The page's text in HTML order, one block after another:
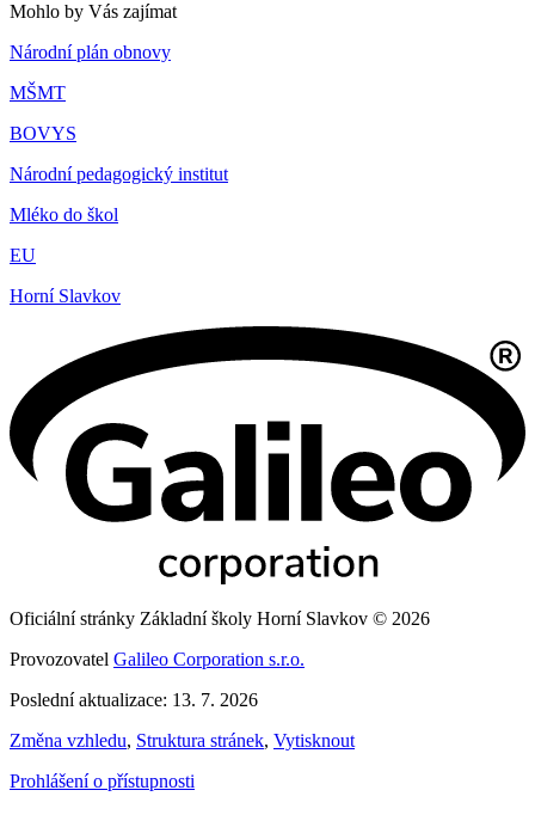
Mohlo by Vás zajímat
Národní plán obnovy
MŠMT
BOVYS
Národní pedagogický institut
Mléko do škol
EU
Horní Slavkov
Oficiální stránky Základní školy Horní Slavkov © 2026
Provozovatel Galileo Corporation s.r.o.
Poslední aktualizace: 13. 7. 2026
Změna vzhledu, Struktura stránek, Vytisknout
Prohlášení o přístupnosti